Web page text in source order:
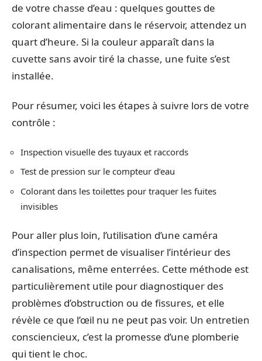
de votre chasse d’eau : quelques gouttes de
colorant alimentaire dans le réservoir, attendez un
quart d’heure. Si la couleur apparaît dans la
cuvette sans avoir tiré la chasse, une fuite s’est
installée.
Pour résumer, voici les étapes à suivre lors de votre
contrôle :
Inspection visuelle des tuyaux et raccords
Test de pression sur le compteur d’eau
Colorant dans les toilettes pour traquer les fuites
invisibles
Pour aller plus loin, l’utilisation d’une caméra
d’inspection permet de visualiser l’intérieur des
canalisations, même enterrées. Cette méthode est
particulièrement utile pour diagnostiquer des
problèmes d’obstruction ou de fissures, et elle
révèle ce que l’œil nu ne peut pas voir. Un entretien
consciencieux, c’est la promesse d’une plomberie
qui tient le choc.